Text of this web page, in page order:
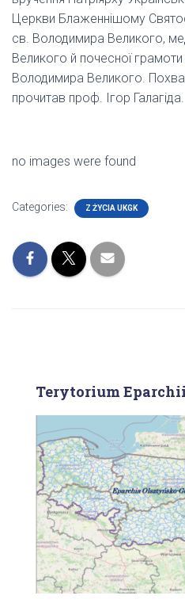
Церкви Блаженнішому
св. Володимира Великого,
Великого й почесної грамоти
Володимира Великого.
прочитав проф. Ігор Галагіда.
no images were found
Categories: Z ŻYCIA UKGK
Terytorium Eparchii